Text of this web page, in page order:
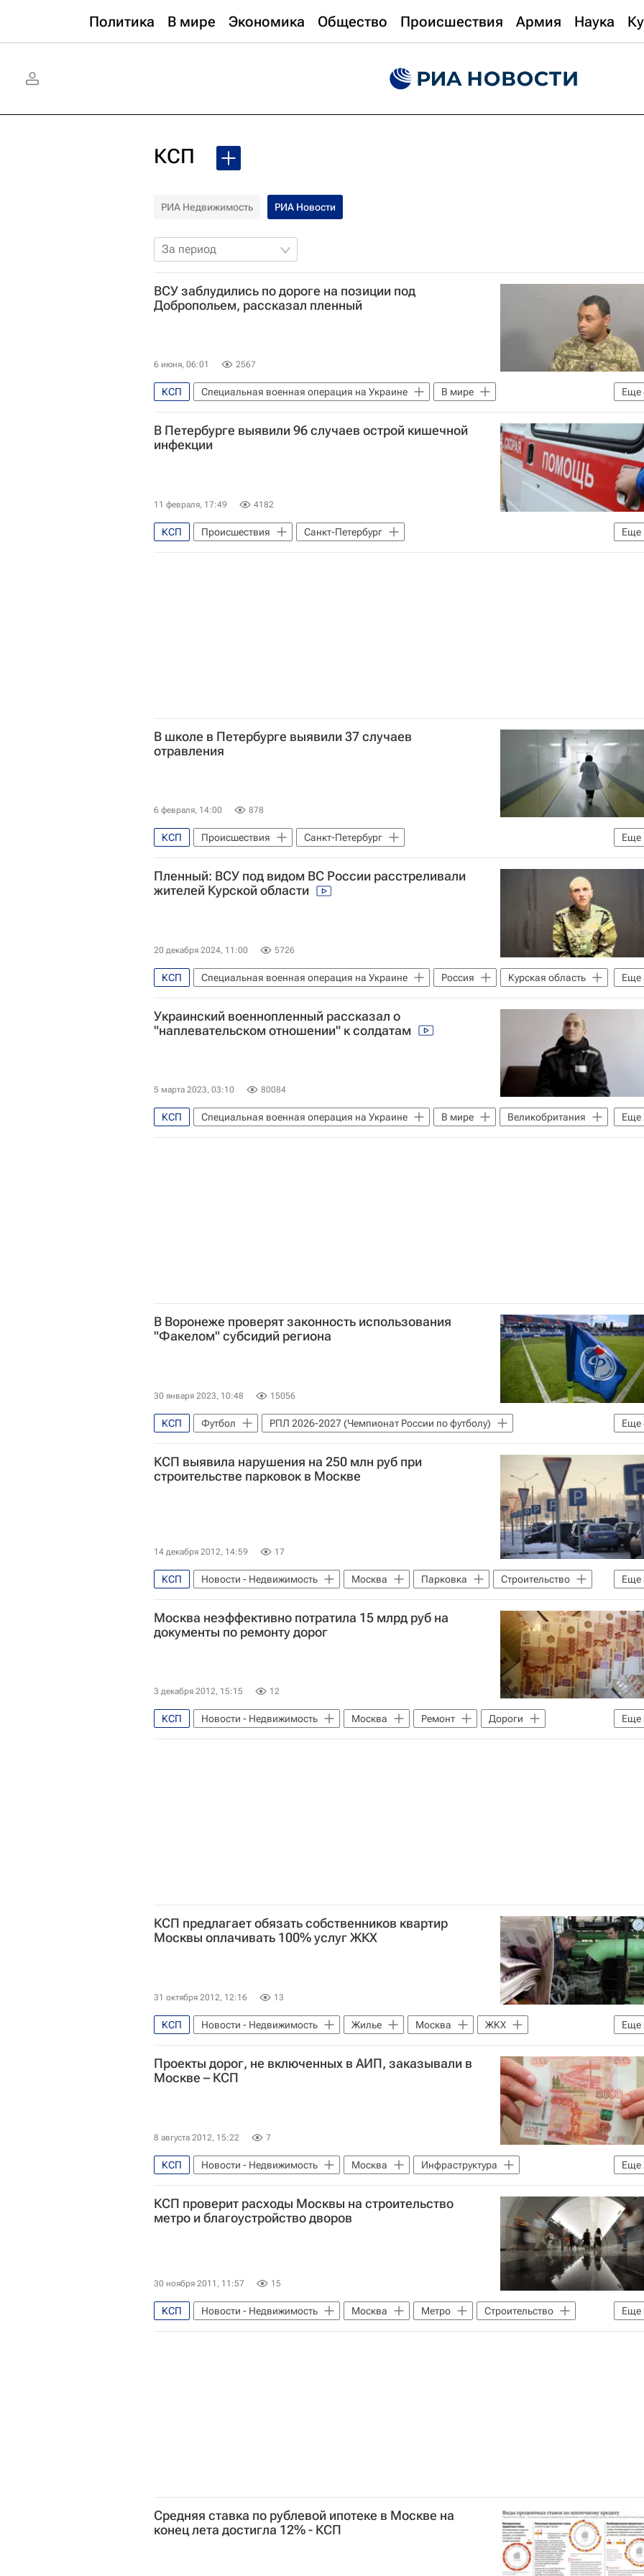
Политика В мире Экономика Общество Происшествия Армия Наука
КСП
РИА Недвижимость РИА Новости
За период
ВСУ заблудились по дороге на позиции под
Добропольем, рассказал пленный
6 июня, 06:01 2567
Еще
КСП Специальная военная операция на Украине
В мире
Доброполье (город)
Донецкая Народная Республика
Покровск
Вооруженные силы Украины
В Петербурге выявили 96 случаев острой кишечной
инфекции
11 февраля, 17:49 4182
Еще
КСП Происшествия
Санкт-Петербург
Федеральная служба по надзору в сфере защиты прав потребителей и благополучия человека (Роспотребнадзор)
В школе в Петербурге выявили 37 случаев
отравления
6 февраля, 14:00 878
Еще
КСП Происшествия
Санкт-Петербург
Федеральная служба по надзору в сфере защиты прав потребителей и благополучия человека (Роспотребнадзор)
Пленный: ВСУ под видом ВС России расстреливали
жителей Курской области
20 декабря 2024, 11:00 5726
Еще
КСП Специальная военная операция на Украине Россия
Курская область
Владимир Путин
Вооруженные силы Украины Безопасность
Украинский военнопленный рассказал о
"наплевательском отношении" к солдатам
5 марта 2023, 03:10 80084
Еще
КСП Специальная военная операция на Украине В мире
Великобритания
Житомир
Англия
В Воронеже проверят законность использования
"Факелом" субсидий региона
30 января 2023, 10:48 15056
Еще
КСП Футбол
РПЛ 2026-2027 (Чемпионат России по футболу)
Вокруг спорта
Воронежская область Воронеж Факел
КСП выявила нарушения на 250 млн руб при
строительстве парковок в Москве
14 декабря 2012, 14:59 17
Еще
КСП Новости - Недвижимость Москва Парковка
Строительство
Нарушения
Инфраструктура Россия
Москва неэффективно потратила 15 млрд руб на
документы по ремонту дорог
3 декабря 2012, 15:15 12
Еще
КСП Новости - Недвижимость Москва Ремонт
Дороги
Инфраструктура
Строительство Россия
КСП предлагает обязать собственников квартир
Москвы оплачивать 100% услуг ЖКХ
31 октября 2012, 12:16 13
Еще
КСП Новости - Недвижимость Жилье Москва
ЖКХ
Инфраструктура
Россия
Проекты дорог, не включенных в АИП, заказывали в
Москве – КСП
8 августа 2012, 15:22 7
Еще
КСП Новости - Недвижимость Москва
Инфраструктура
Строительство
Россия
КСП проверит расходы Москвы на строительство
метро и благоустройство дворов
30 ноября 2011, 11:57 15
Еще
КСП Новости - Недвижимость Москва Метро
Строительство
Благоустройство
Счетная палата РФ Россия
Средняя ставка по рублевой ипотеке в Москве на
конец лета достигла 12% - КСП